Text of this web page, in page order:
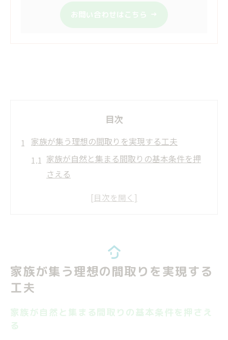
お問い合わせはこちら
目次
家族が集う理想の間取りを実現する工夫
家族が自然と集まる間取りの基本条件を押
さえる
三人家族や四人家族に合う間取りの選び方
住まない方がいい間取りの特徴と回避ポイ
ント
家族が集う理想の間取りを実現する
工夫
家族が自然と集まる間取りの基本条件を押さえ
る